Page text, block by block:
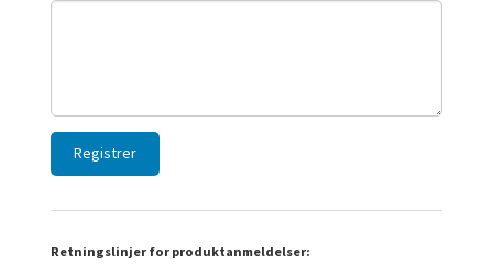
Retningslinjer for produktanmeldelser: